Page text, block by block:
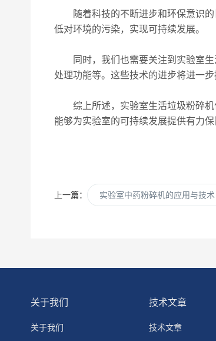
随着科技的不断进步和环保意识的
低对环境的污染，实现可持续发展。
同时，我们也需要关注到实验室生
处理功能等。这些技术的进步将进一
综上所述，实验室生活垃圾粉碎机
能够为实验室的可持续发展提供有力
上一篇： 实验室中药粉碎机的应用与技术
关于我们
关于我们
技术文章
技术文章